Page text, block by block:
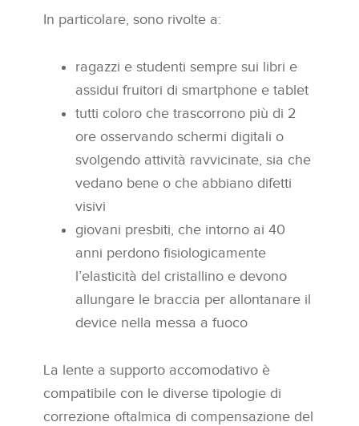
In particolare, sono rivolte a:
ragazzi e studenti sempre sui libri e
assidui fruitori di smartphone e tablet
tutti coloro che trascorrono più di 2
ore osservando schermi digitali o
svolgendo attività ravvicinate, sia che
vedano bene o che abbiano difetti
visivi
giovani presbiti, che intorno ai 40
anni perdono fisiologicamente
l’elasticità del cristallino e devono
allungare le braccia per allontanare il
device nella messa a fuoco
La lente a supporto accomodativo è
compatibile con le diverse tipologie di
correzione oftalmica di compensazione del